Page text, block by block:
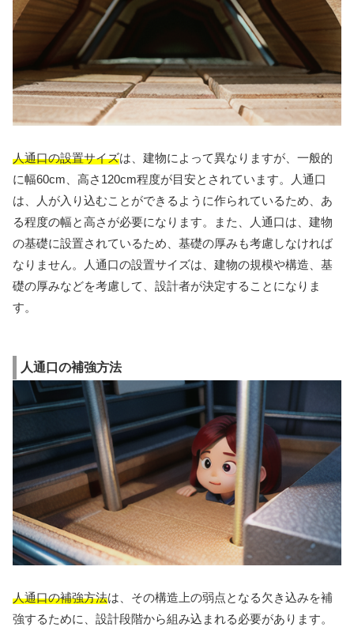
人通口の設置サイズは、建物によって異なりますが、一般的
に幅60cm、高さ120cm程度が目安とされています。人通口
は、人が入り込むことができるように作られているため、あ
る程度の幅と高さが必要になります。また、人通口は、建物
の基礎に設置されているため、基礎の厚みも考慮しなければ
なりません。人通口の設置サイズは、建物の規模や構造、基
礎の厚みなどを考慮して、設計者が決定することになりま
す。
人通口の補強方法
人通口の補強方法は、その構造上の弱点となる欠き込みを補
強するために、設計段階から組み込まれる必要があります。